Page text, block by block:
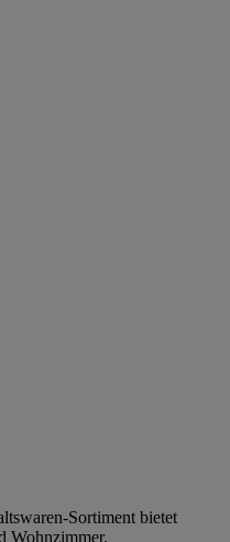
Sortiment bietet
Wohnzimmer.